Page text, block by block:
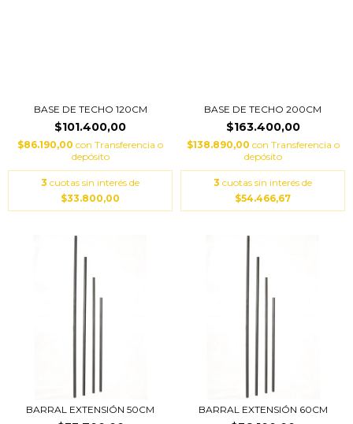
BASE DE TECHO 120CM
$101.400,00
$86.190,00 con Transferencia o
depósito
3 cuotas sin interés de
$33.800,00
BASE DE TECHO 200CM
$163.400,00
$138.890,00 con Transferencia o
depósito
3 cuotas sin interés de
$54.466,67
BARRAL EXTENSIÓN 50CM BARRAL EXTENSIÓN 60CM